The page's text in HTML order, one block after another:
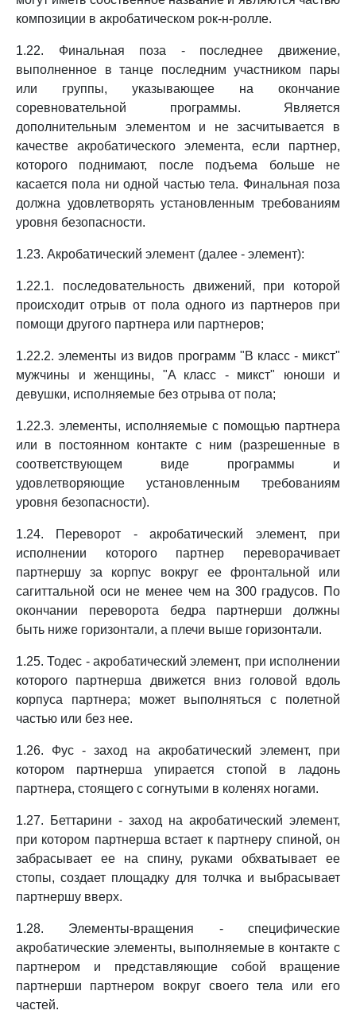
композиции в акробатическом рок-н-ролле.
1.22. Финальная поза - последнее движение,
выполненное в танце последним участником пары
или группы, указывающее на окончание
соревновательной программы. Является
дополнительным элементом и не засчитывается в
качестве акробатического элемента, если партнер,
которого поднимают, после подъема больше не
касается пола ни одной частью тела. Финальная поза
должна удовлетворять установленным требованиям
уровня безопасности.
1.23. Акробатический элемент (далее - элемент):
1.22.1. последовательность движений, при которой
происходит отрыв от пола одного из партнеров при
помощи другого партнера или партнеров;
1.22.2. элементы из видов программ "B класс - микст"
мужчины и женщины, "A класс - микст" юноши и
девушки, исполняемые без отрыва от пола;
1.22.3. элементы, исполняемые с помощью партнера
или в постоянном контакте с ним (разрешенные в
соответствующем виде программы и
удовлетворяющие установленным требованиям
уровня безопасности).
1.24. Переворот - акробатический элемент, при
исполнении которого партнер переворачивает
партнершу за корпус вокруг ее фронтальной или
сагиттальной оси не менее чем на 300 градусов. По
окончании переворота бедра партнерши должны
быть ниже горизонтали, а плечи выше горизонтали.
1.25. Тодес - акробатический элемент, при исполнении
которого партнерша движется вниз головой вдоль
корпуса партнера; может выполняться с полетной
частью или без нее.
1.26. Фус - заход на акробатический элемент, при
котором партнерша упирается стопой в ладонь
партнера, стоящего с согнутыми в коленях ногами.
1.27. Беттарини - заход на акробатический элемент,
при котором партнерша встает к партнеру спиной, он
забрасывает ее на спину, руками обхватывает ее
стопы, создает площадку для толчка и выбрасывает
партнершу вверх.
1.28. Элементы-вращения - специфические
акробатические элементы, выполняемые в контакте с
партнером и представляющие собой вращение
партнерши партнером вокруг своего тела или его
частей.